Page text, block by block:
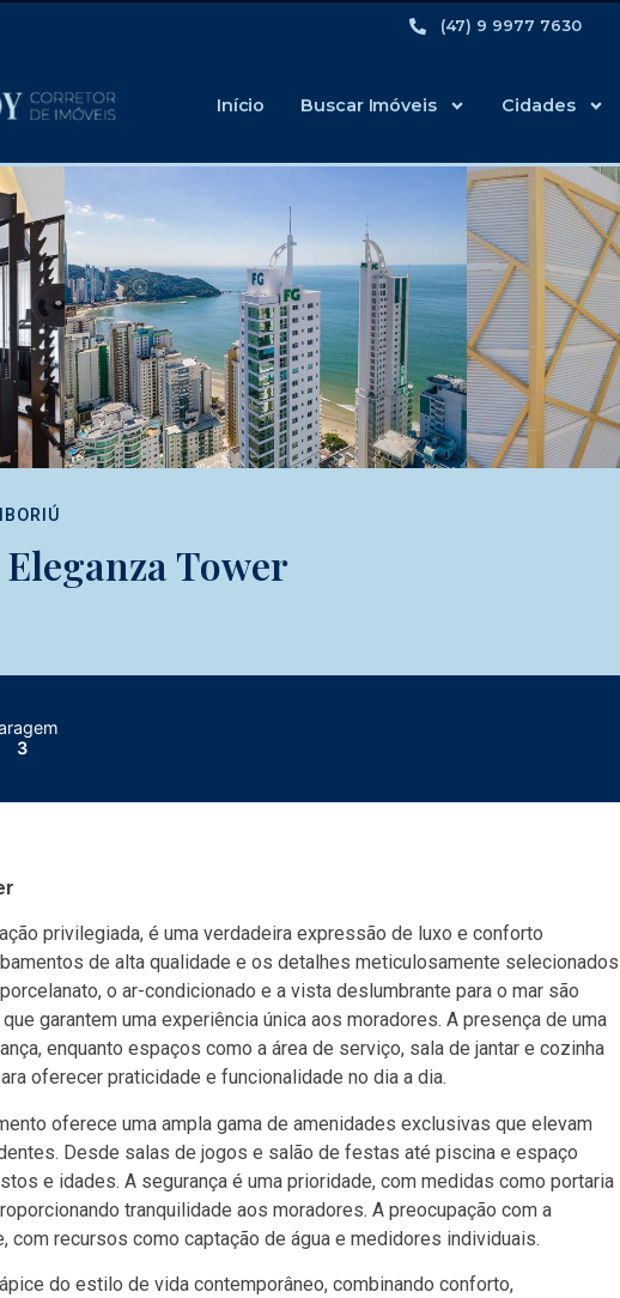
(47) 9 9977 7630
Início Buscar Imóveis Cidades
Tower
3
privilegiada, é uma verdadeira expressão de luxo e conforto
de alta qualidade e os detalhes meticulosamente selecionados
o ar-condicionado e a vista deslumbrante para o mar são
garantem uma experiência única aos moradores. A presença de uma
enquanto espaços como a área de serviço, sala de jantar e cozinha
oferecer praticidade e funcionalidade no dia a dia.
oferece uma ampla gama de amenidades exclusivas que elevam
Desde salas de jogos e salão de festas até piscina e espaço
e idades. A segurança é uma prioridade, com medidas como portaria
tranquilidade aos moradores. A preocupação com a
com recursos como captação de água e medidores individuais.
do estilo de vida contemporâneo, combinando conforto,